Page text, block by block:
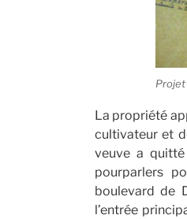
La propriété
cultivateur et
veuve a
pourparlers
boulevard de
l’entrée